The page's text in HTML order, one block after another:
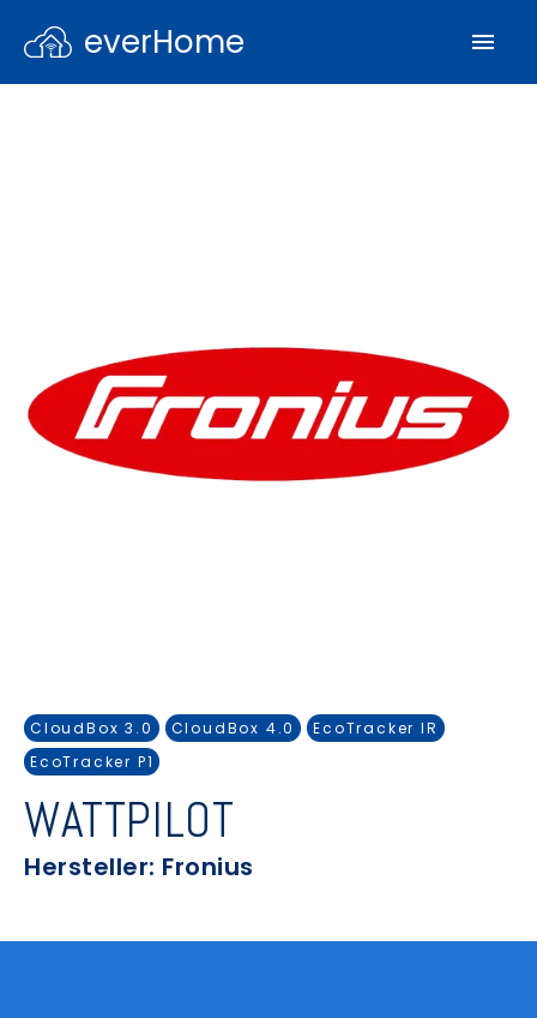
everHome
CloudBox 3.0 CloudBox 4.0
EcoTracker IR
EcoTracker P1
WATTPILOT
Hersteller: Fronius